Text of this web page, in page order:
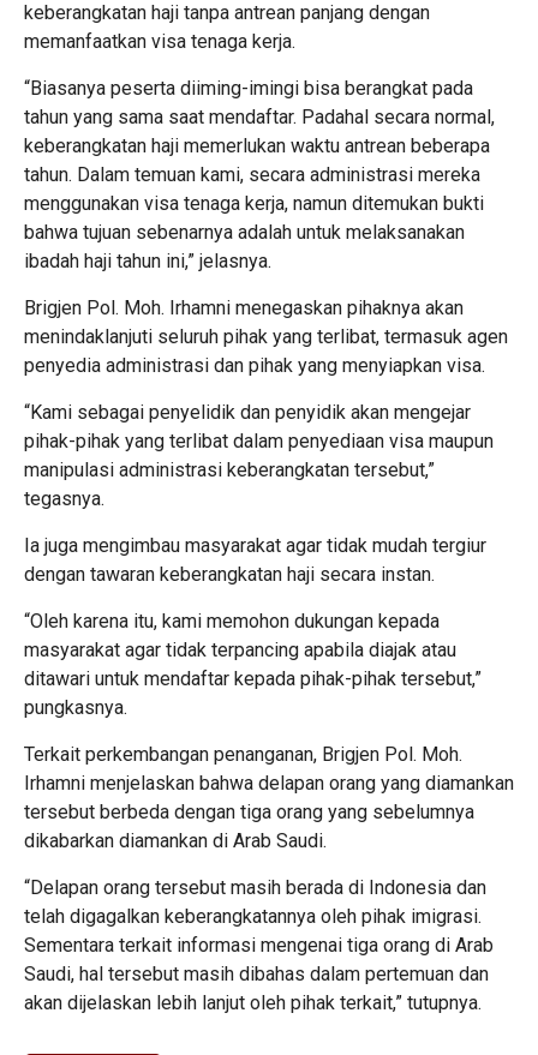
keberangkatan haji tanpa antrean panjang dengan
memanfaatkan visa tenaga kerja.
“Biasanya peserta diiming-imingi bisa berangkat pada
tahun yang sama saat mendaftar. Padahal secara normal,
keberangkatan haji memerlukan waktu antrean beberapa
tahun. Dalam temuan kami, secara administrasi mereka
menggunakan visa tenaga kerja, namun ditemukan bukti
bahwa tujuan sebenarnya adalah untuk melaksanakan
ibadah haji tahun ini,” jelasnya.
Brigjen Pol. Moh. Irhamni menegaskan pihaknya akan
menindaklanjuti seluruh pihak yang terlibat, termasuk agen
penyedia administrasi dan pihak yang menyiapkan visa.
“Kami sebagai penyelidik dan penyidik akan mengejar
pihak-pihak yang terlibat dalam penyediaan visa maupun
manipulasi administrasi keberangkatan tersebut,”
tegasnya.
Ia juga mengimbau masyarakat agar tidak mudah tergiur
dengan tawaran keberangkatan haji secara instan.
“Oleh karena itu, kami memohon dukungan kepada
masyarakat agar tidak terpancing apabila diajak atau
ditawari untuk mendaftar kepada pihak-pihak tersebut,”
pungkasnya.
Terkait perkembangan penanganan, Brigjen Pol. Moh.
Irhamni menjelaskan bahwa delapan orang yang diamankan
tersebut berbeda dengan tiga orang yang sebelumnya
dikabarkan diamankan di Arab Saudi.
“Delapan orang tersebut masih berada di Indonesia dan
telah digagalkan keberangkatannya oleh pihak imigrasi.
Sementara terkait informasi mengenai tiga orang di Arab
Saudi, hal tersebut masih dibahas dalam pertemuan dan
akan dijelaskan lebih lanjut oleh pihak terkait,” tutupnya.